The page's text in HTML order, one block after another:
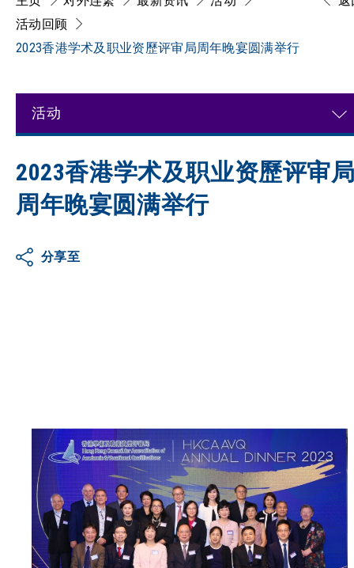
活动回顾
2023香港学术及职业资歷评审局周年晚宴圆满举行
活动
2023香港学术及职业资歷评审
周年晚宴圆满举行
分享至